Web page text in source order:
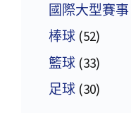
國際大型賽事
棒球 (52)
籃球 (33)
足球 (30)